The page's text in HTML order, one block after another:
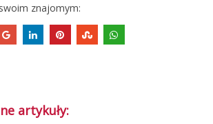
znajomym:
artykuły: